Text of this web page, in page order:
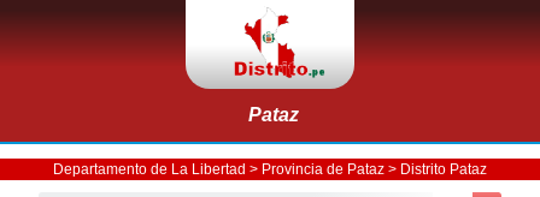
Pataz
Departamento de La Libertad > Provincia de Pataz > Distrito Pataz